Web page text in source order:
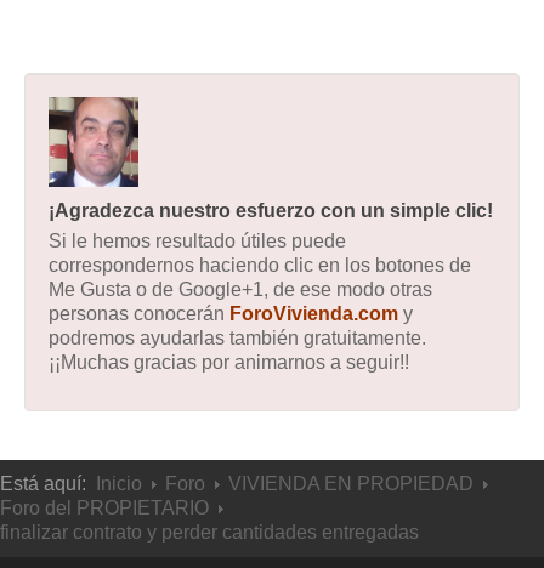
¡Agradezca nuestro esfuerzo con un simple clic!
Si le hemos resultado útiles puede
correspondernos haciendo clic en los botones de
Me Gusta o de Google+1, de ese modo otras
personas conocerán ForoVivienda.com y
podremos ayudarlas también gratuitamente.
¡¡Muchas gracias por animarnos a seguir!!
Está aquí: Inicio Foro
VIVIENDA EN PROPIEDAD
Foro del PROPIETARIO
finalizar contrato y perder cantidades entregadas